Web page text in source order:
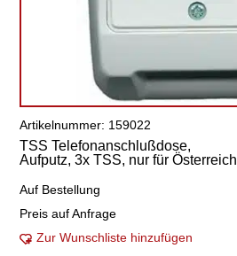
Artikelnummer: 159022
TSS Telefonanschlußdose,
Aufputz, 3x TSS, nur für Österreich
Auf Bestellung
Preis auf Anfrage
Zur Wunschliste hinzufügen